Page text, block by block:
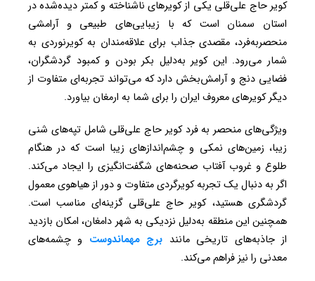
کویر حاج علی‌قلی یکی از کویرهای ناشناخته و کمتر دیده‌شده در
استان سمنان است که با زیبایی‌های طبیعی و آرامشی
منحصربه‌فرد، مقصدی جذاب برای علاقه‌مندان به کویرنوردی به
شمار می‌رود. این کویر به‌دلیل بکر بودن و کمبود گردشگران،
فضایی دنج و آرامش‌بخش دارد که می‌تواند تجربه‌ای متفاوت از
دیگر کویرهای معروف ایران را برای شما به ارمغان بیاورد.
ویژگی‌های منحصر به فرد کویر حاج علی‌قلی شامل تپه‌های شنی
زیبا، زمین‌های نمکی و چشم‌اندازهای زیبا است که در هنگام
طلوع و غروب آفتاب صحنه‌های شگفت‌انگیزی را ایجاد می‌کند.
اگر به دنبال یک تجربه کویرگردی متفاوت و دور از هیاهوی معمول
گردشگری هستید، کویر حاج علی‌قلی گزینه‌ای مناسب است.
همچنین این منطقه به‌دلیل نزدیکی به شهر دامغان، امکان بازدید
از جاذبه‌های تاریخی مانند برج مهماندوست و چشمه‌های
معدنی را نیز فراهم می‌کند.